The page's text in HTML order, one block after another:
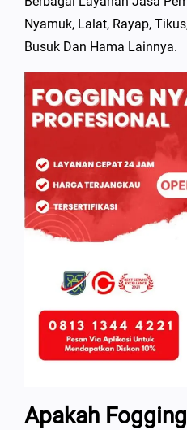
Nyamuk, Lalat, Rayap,
Busuk Dan Hama Lainnya.
Apakah